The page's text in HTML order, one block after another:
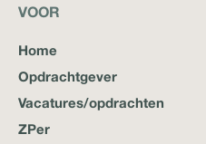
VOOR
Home
Opdrachtgever
Vacatures/opdrachten
ZPer